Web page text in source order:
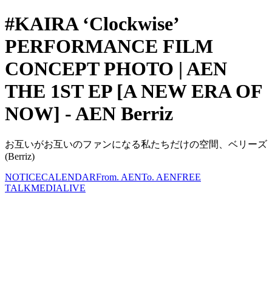
#KAIRA ‘Clockwise’
PERFORMANCE FILM
CONCEPT PHOTO | AEN
THE 1ST EP [A NEW ERA OF
NOW] - AEN Berriz
お互いがお互いのファンになる私たちだけの空間、ベリーズ
(Berriz)
NOTICECALENDARFrom. AENTo. AENFREE
TALKMEDIALIVE